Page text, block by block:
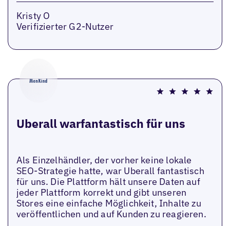
Kristy O
Verifizierter G2-Nutzer
Uberall warfantastisch für uns
Als Einzelhändler, der vorher keine lokale
SEO-Strategie hatte, war Uberall fantastisch
für uns. Die Plattform hält unsere Daten auf
jeder Plattform korrekt und gibt unseren
Stores eine einfache Möglichkeit, Inhalte zu
veröffentlichen und auf Kunden zu reagieren.